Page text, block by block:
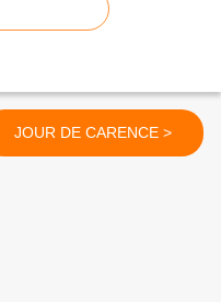
JOUR DE CARENCE >